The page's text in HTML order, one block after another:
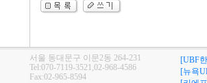
서울 동대문구 이문2동 264-231
Tel:070-7119-3521,02-968-4586
Fax:02-965-8594
[UBF
[뉴욕